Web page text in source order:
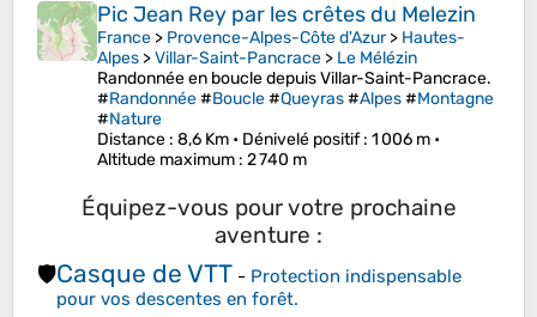
Pic Jean Rey par les crêtes du Melezin
France > Provence-Alpes-Côte d'Azur> Hautes-
Alpes >Villar-Saint-Pancrace > Le Mélézin
Randonnée en boucle depuis Villar-Saint-Pancrace.
#Randonnée#Boucle#Queyras#Alpes#Montagne
#Nature
Distance : 8,6 Km • Dénivelé positif: 1 006 m •
Altitude maximum : 2 740 m
Équipez-vous pour votre prochaine
aventure :
🛡️Casque de VTT - Protection indispensable
pour vos descentes en forêt.